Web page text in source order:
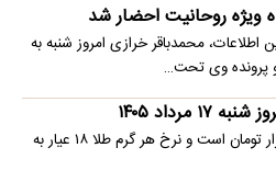
ویژه روحانیت احضار شد
محمدباقر خرازی امروز شنبه به
پرونده وی تحت…
۱۴۰۵
قیمت هر دلار آمریکا امروز ۱۸۸ هزار تومان است و نرخ هر گرم طلا ۱۸ عیار به